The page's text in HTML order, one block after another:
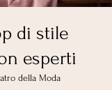
di stile
esperti
della Moda